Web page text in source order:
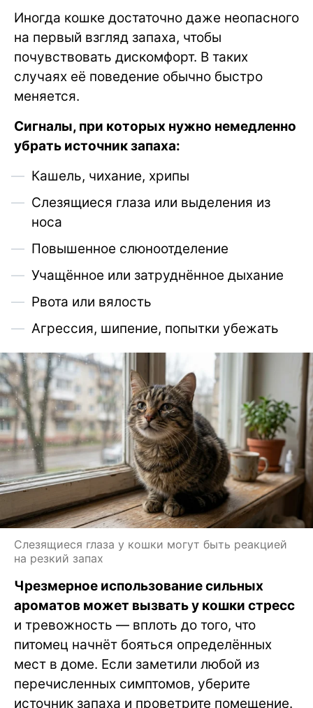
Иногда кошке достаточно даже неопасного
на первый взгляд запаха, чтобы
почувствовать дискомфорт. В таких
случаях её поведение обычно быстро
меняется.
Сигналы, при которых нужно немедленно
убрать источник запаха:
Кашель, чихание, хрипы
Слезящиеся глаза или выделения из
носа
Повышенное слюноотделение
Учащённое или затруднённое дыхание
Рвота или вялость
Агрессия, шипение, попытки убежать
Слезящиеся глаза у кошки могут быть реакцией
на резкий запах
Чрезмерное использование сильных
ароматов может вызвать у кошки стресс
и тревожность — вплоть до того, что
питомец начнёт бояться определённых
мест в доме. Если заметили любой из
перечисленных симптомов, уберите
источник запаха и проветрите помещение.